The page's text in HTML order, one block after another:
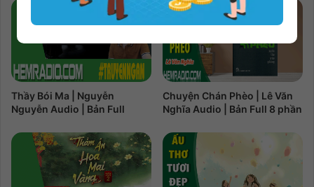
Thầy Bói Ma | Nguyễn
Nguyễn Audio | Bản Full
Chuyện Chán Phèo | Lê Văn
Nghĩa Audio | Bản Full 8 phần